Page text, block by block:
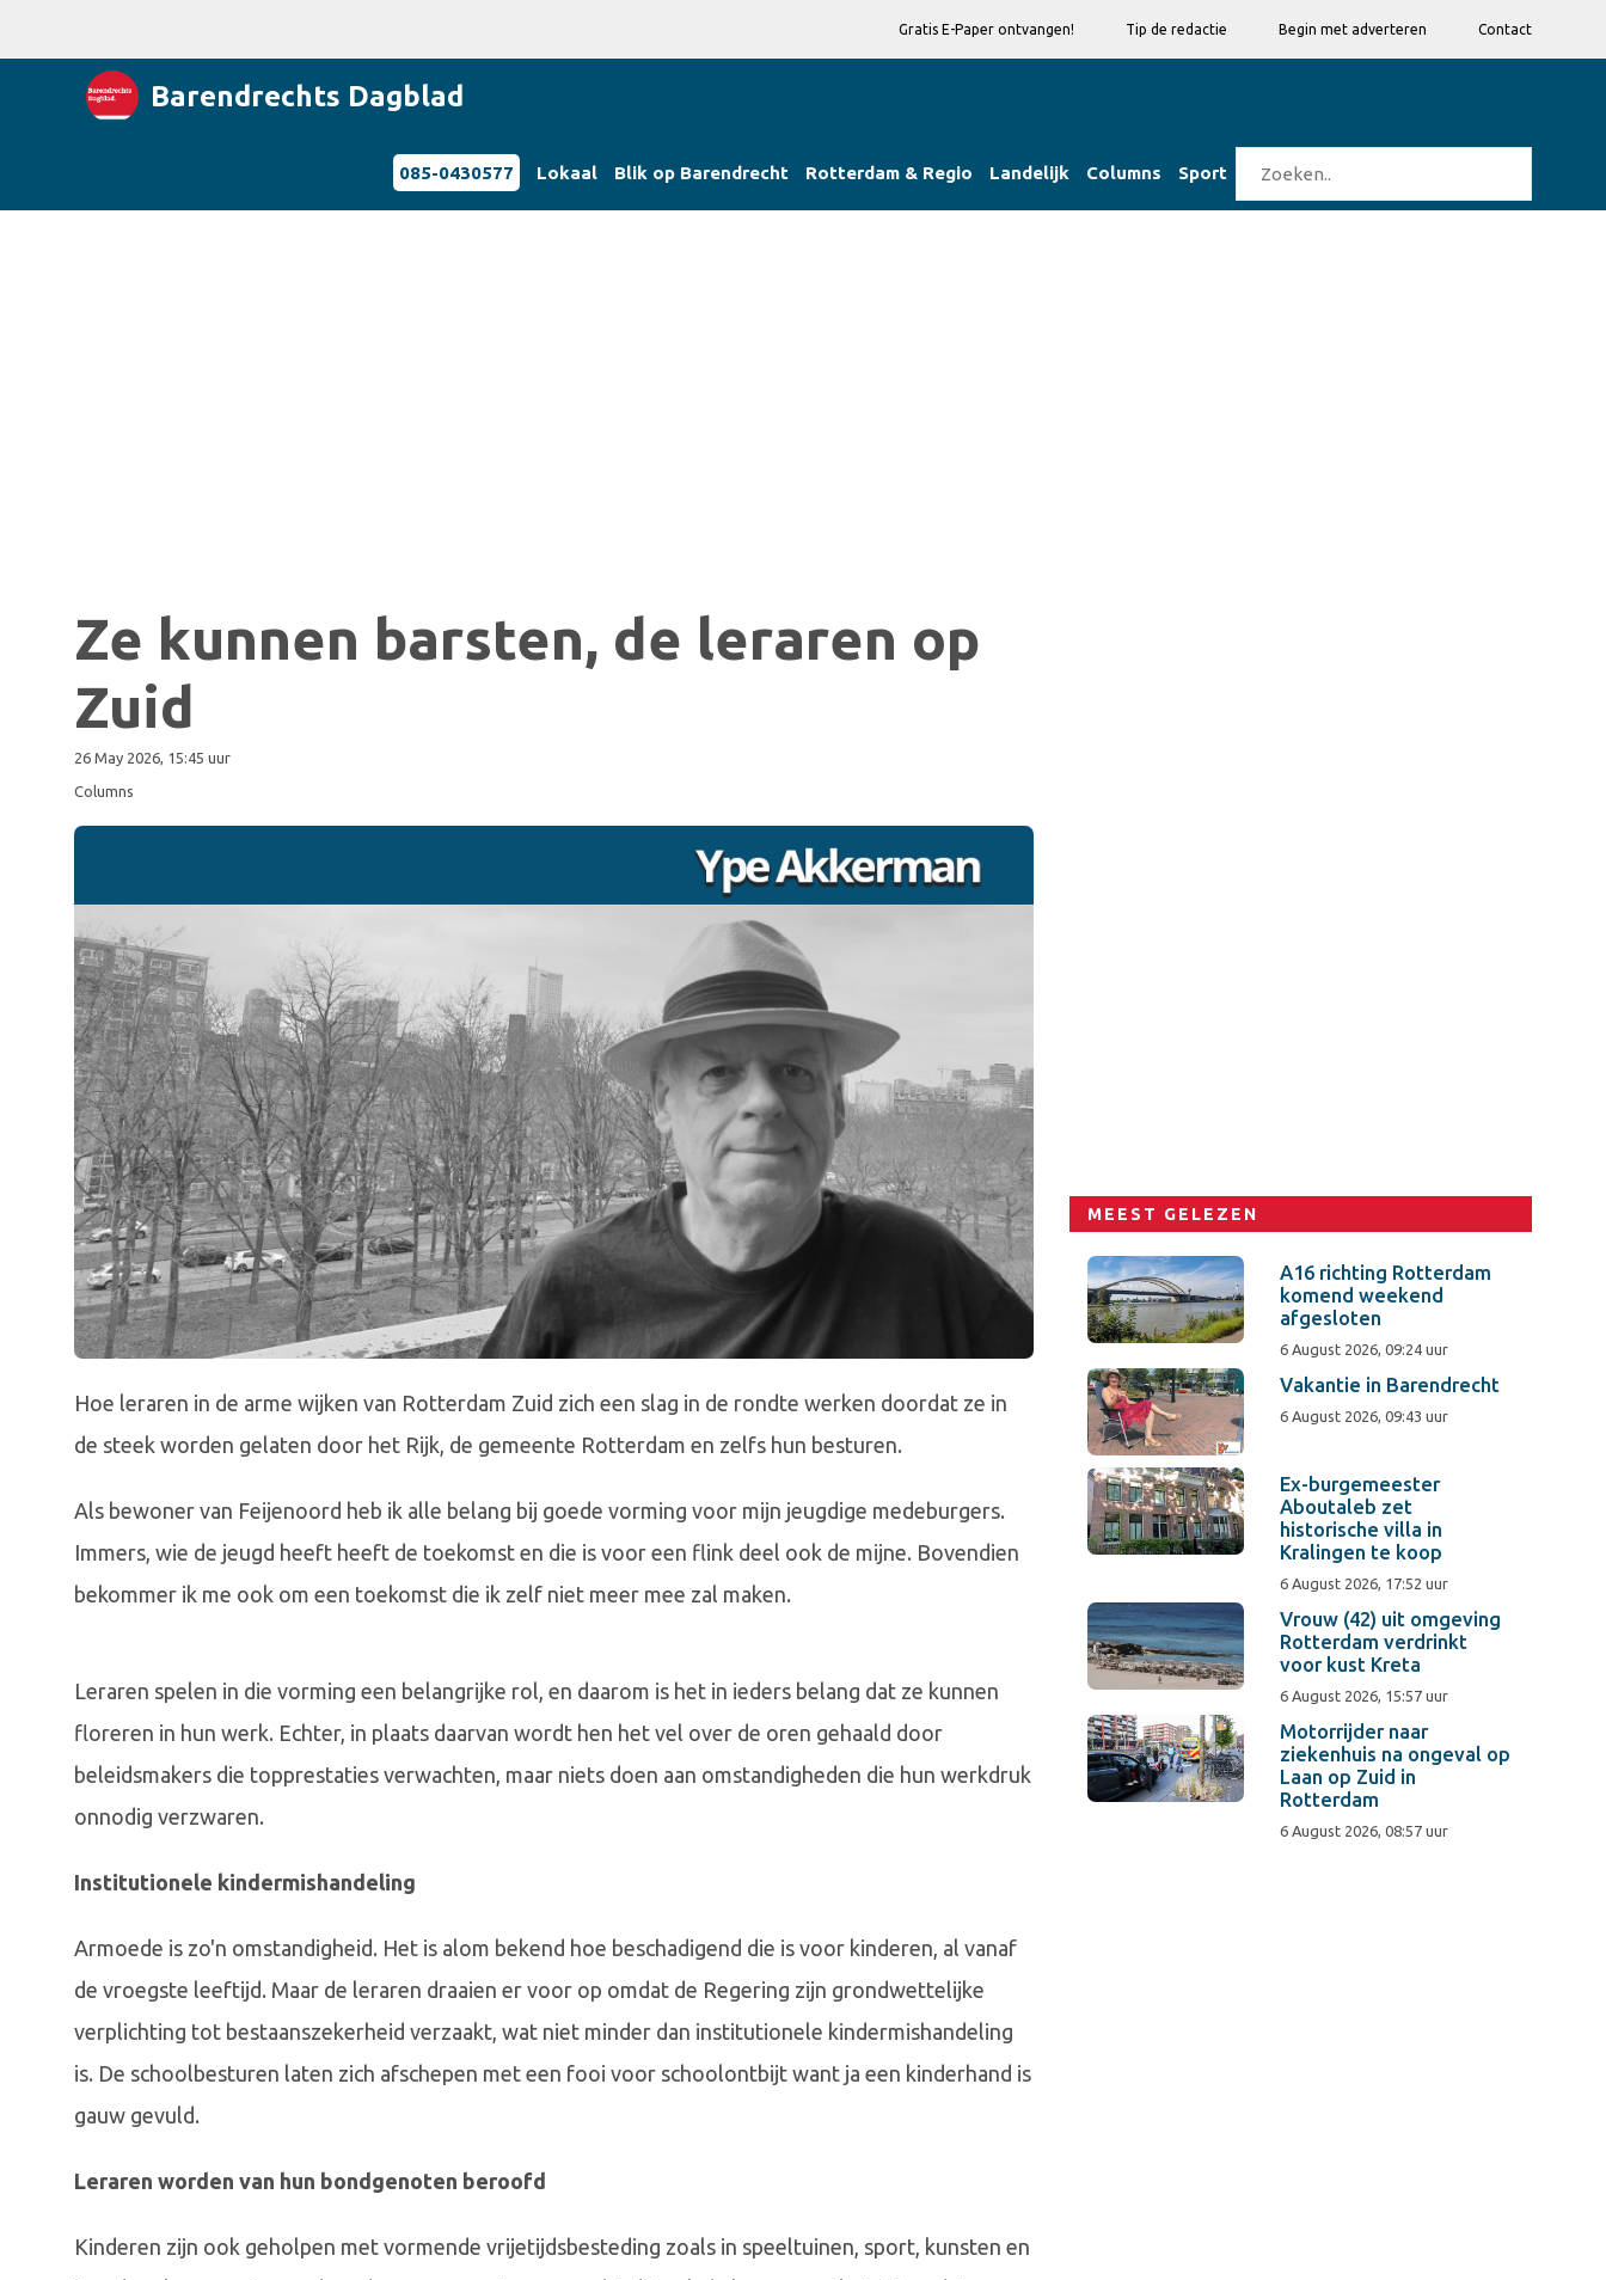
Gratis E-Paper ontvangen! Tip de redactie Begin met adverteren Contact
Barendrechts Dagblad
085-0430577 Lokaal Blik op Barendrecht Rotterdam & Regio Landelijk Columns Sport
Ze kunnen barsten, de leraren op
Zuid
26 May 2026, 15:45 uur
Columns
Hoe leraren in de arme wijken van Rotterdam Zuid zich een slag in de rondte werken doordat ze in
de steek worden gelaten door het Rijk, de gemeente Rotterdam en zelfs hun besturen.
Als bewoner van Feijenoord heb ik alle belang bij goede vorming voor mijn jeugdige medeburgers.
Immers, wie de jeugd heeft heeft de toekomst en die is voor een flink deel ook de mijne. Bovendien
bekommer ik me ook om een toekomst die ik zelf niet meer mee zal maken.
Leraren spelen in die vorming een belangrijke rol, en daarom is het in ieders belang dat ze kunnen
floreren in hun werk. Echter, in plaats daarvan wordt hen het vel over de oren gehaald door
beleidsmakers die topprestaties verwachten, maar niets doen aan omstandigheden die hun werkdruk
onnodig verzwaren.
Institutionele kindermishandeling
Armoede is zo'n omstandigheid. Het is alom bekend hoe beschadigend die is voor kinderen, al vanaf
de vroegste leeftijd. Maar de leraren draaien er voor op omdat de Regering zijn grondwettelijke
verplichting tot bestaanszekerheid verzaakt, wat niet minder dan institutionele kindermishandeling
is. De schoolbesturen laten zich afschepen met een fooi voor schoolontbijt want ja een kinderhand is
gauw gevuld.
Leraren worden van hun bondgenoten beroofd
Kinderen zijn ook geholpen met vormende vrijetijdsbesteding zoals in speeltuinen, sport, kunsten en
MEEST GELEZEN
A16 richting Rotterdam
komend weekend
afgesloten
6 August 2026, 09:24 uur
Vakantie in Barendrecht
6 August 2026, 09:43 uur
Ex-burgemeester
Aboutaleb zet
historische villa in
Kralingen te koop
6 August 2026, 17:52 uur
Vrouw (42) uit omgeving
Rotterdam verdrinkt
voor kust Kreta
6 August 2026, 15:57 uur
Motorrijder naar
ziekenhuis na ongeval op
Laan op Zuid in
Rotterdam
6 August 2026, 08:57 uur